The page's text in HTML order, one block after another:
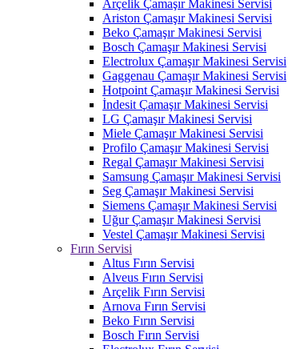
Arçelik Çamaşır Makinesi Servisi
Ariston Çamaşır Makinesi Servisi
Beko Çamaşır Makinesi Servisi
Bosch Çamaşır Makinesi Servisi
Electrolux Çamaşır Makinesi Servisi
Gaggenau Çamaşır Makinesi Servisi
Hotpoint Çamaşır Makinesi Servisi
İndesit Çamaşır Makinesi Servisi
LG Çamaşır Makinesi Servisi
Miele Çamaşır Makinesi Servisi
Profilo Çamaşır Makinesi Servisi
Regal Çamaşır Makinesi Servisi
Samsung Çamaşır Makinesi Servisi
Seg Çamaşır Makinesi Servisi
Siemens Çamaşır Makinesi Servisi
Uğur Çamaşır Makinesi Servisi
Vestel Çamaşır Makinesi Servisi
Fırın Servisi
Altus Fırın Servisi
Alveus Fırın Servisi
Arçelik Fırın Servisi
Arnova Fırın Servisi
Beko Fırın Servisi
Bosch Fırın Servisi